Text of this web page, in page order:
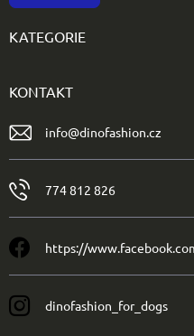
KATEGORIE
KONTAKT
info@dinofashion.cz
774 812 826
https://
dinofashion_for_dogs